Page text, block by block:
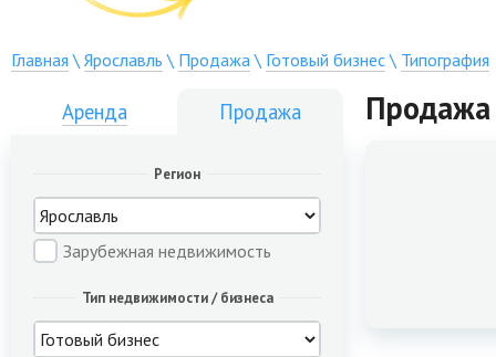
Главная \ Ярославль \ Продажа\ Готовый бизнес\ Типография
Аренда Продажа
Регион
Зарубежная недвижимость
Тип недвижимости / бизнеса
Продажа